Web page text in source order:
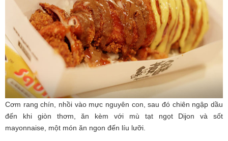
Cơm rang chín, nhồi vào mực nguyên con, sau đó chiên ngập dầu
đến khi giòn thơm, ăn kèm với mù tạt ngọt Dijon và sốt
mayonnaise, một món ăn ngon đến líu lưỡi.